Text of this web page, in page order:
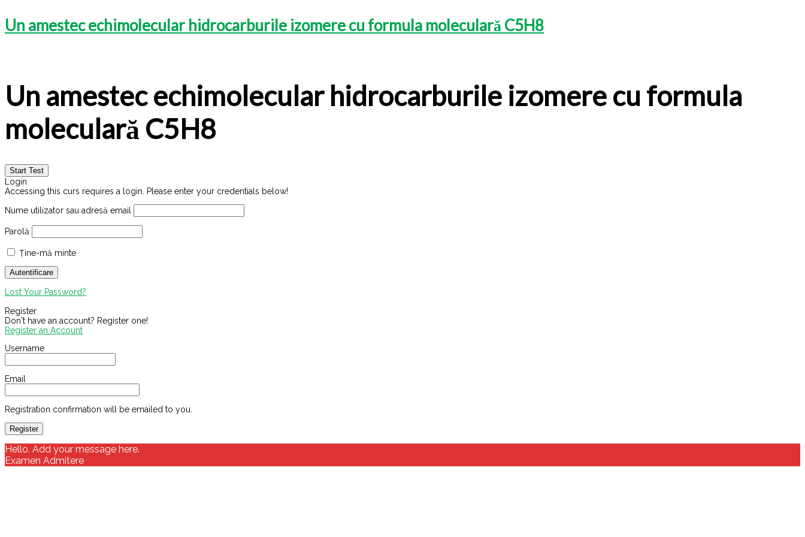
Un amestec echimolecular hidrocarburile izomere cu formula moleculară C5H8
Un amestec echimolecular hidrocarburile izomere cu formula
moleculară C5H8
Login
Accessing this curs requires a login. Please enter your credentials below!
Nume utilizator sau adresă email
Parolă
Ține-mă minte
Lost Your Password?
Register
Don't have an account? Register one!
Register an Account
Username
Email
Registration confirmation will be emailed to you.
Hello. Add your message here.
Examen Admitere